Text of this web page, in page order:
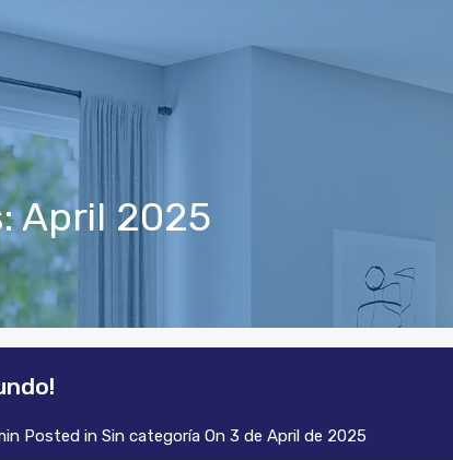
April 2025
Posted in Sin categoría On 3 de April de 2025